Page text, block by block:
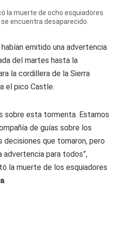
la muerte de ocho esquiadores
encuentra desaparecido.
emitido una advertencia
del martes hasta la
la cordillera de la Sierra
el pico Castle.
sobre esta tormenta. Estamos
de guías sobre los
que tomaron, pero
para todos”,
la muerte de los esquiadores
.